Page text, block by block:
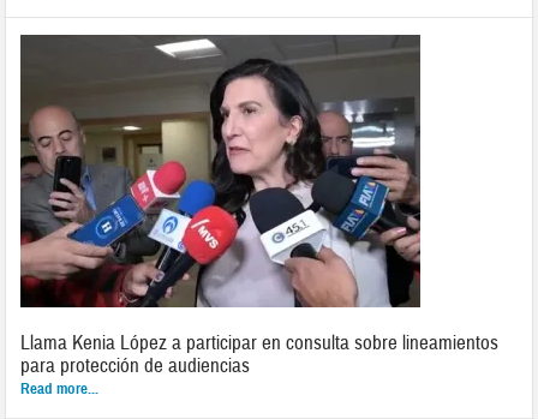
Llama Kenia López a participar en consulta sobre lineamientos
para protección de audiencias
Read more...